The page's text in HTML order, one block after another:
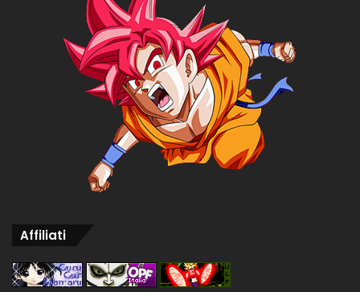
Affiliati